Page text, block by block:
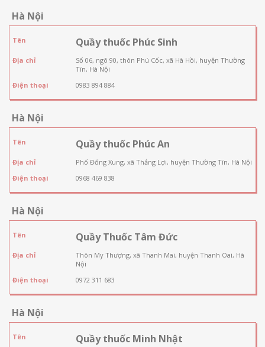
Hà Nội
Tên Quầy thuốc Phúc Sinh
Địa chỉ
Số 06, ngõ 90, thôn Phú Cốc, xã Hà Hồi, huyện Thường
Tín, Hà Nội
Điện thoại
0983 894 884
Hà Nội
Tên Quầy thuốc Phúc An
Địa chỉ
Phố Đống Xung, xã Thắng Lợi, huyện Thường Tín, Hà Nội
Điện thoại
0968 469 838
Hà Nội
Tên Quầy Thuốc Tâm Đức
Địa chỉ
Thôn My Thượng, xã Thanh Mai, huyện Thanh Oai, Hà
Nội
Điện thoại
0972 311 683
Hà Nội
Tên Quầy thuốc Minh Nhật